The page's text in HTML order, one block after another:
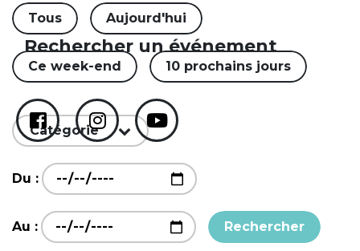
Rechercher un événement
Tous Aujourd'hui
Ce week-end 10 prochains jours
Catégorie
Du :
Au : Rechercher